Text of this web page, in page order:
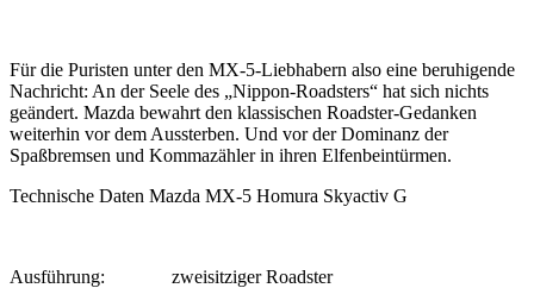
Für die Puristen unter den MX-5-Liebhabern also eine beruhigende
Nachricht: An der Seele des „Nippon-Roadsters“ hat sich nichts
geändert. Mazda bewahrt den klassischen Roadster-Gedanken
weiterhin vor dem Aussterben. Und vor der Dominanz der
Spaßbremsen und Kommazähler in ihren Elfenbeintürmen.
Technische Daten Mazda MX-5 Homura Skyactiv G
Ausführung: zweisitziger Roadster